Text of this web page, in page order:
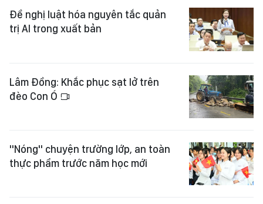
Đề nghị luật hóa nguyên tắc quản
trị AI trong xuất bản
Lâm Đồng: Khắc phục sạt lở trên
đèo Con Ó
"Nóng" chuyện trường lớp, an toàn
thực phẩm trước năm học mới